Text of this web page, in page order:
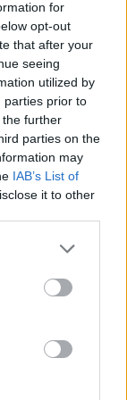
for
opt-out
that after your
seeing
utilized by
parties prior to
further
parties on the
may
IAB’s List of
it to other